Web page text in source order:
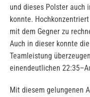
und dieses Polster auch
konnte.
mit dem Gegner zu
Auch in dieser konnte
Teamleistung
einendeutlichen
Mit diesem gelungenen